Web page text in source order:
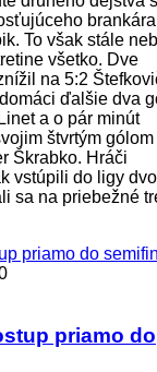
brankára
To však stále
všetko. Dve
na 5:2
ďalšie dva
a o pár minút
štvrtým gólom
Škrabko. Hráči
vstúpili do ligy
sa na priebežné
priamo do